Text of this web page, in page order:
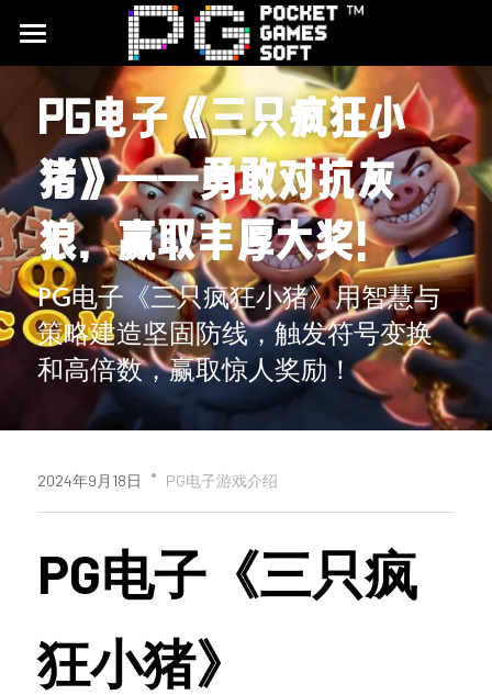
首頁
游戏试玩
合作平台
最新文章
品牌介绍
CQ9电子试玩
JDB电子试玩
搜索
查看平台活动
PG电子《三只疯狂小
猪》——勇敢对抗灰
狼，赢取丰厚大奖！
PG电子《三只疯狂小猪》用智慧与
策略建造坚固防线，触发符号变换
和高倍数，赢取惊人奖励！
2024年9月18日 · PG电子游戏介绍
PG电子《三只疯
狂小猪》